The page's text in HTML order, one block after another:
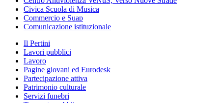
Civica Scuola di Musica
Commercio e Suap
Comunicazione istituzionale
Il Pertini
Lavori pubblici
Lavoro
Pagine giovani ed Eurodesk
Partecipazione attiva
Patrimonio culturale
Servizi funebri